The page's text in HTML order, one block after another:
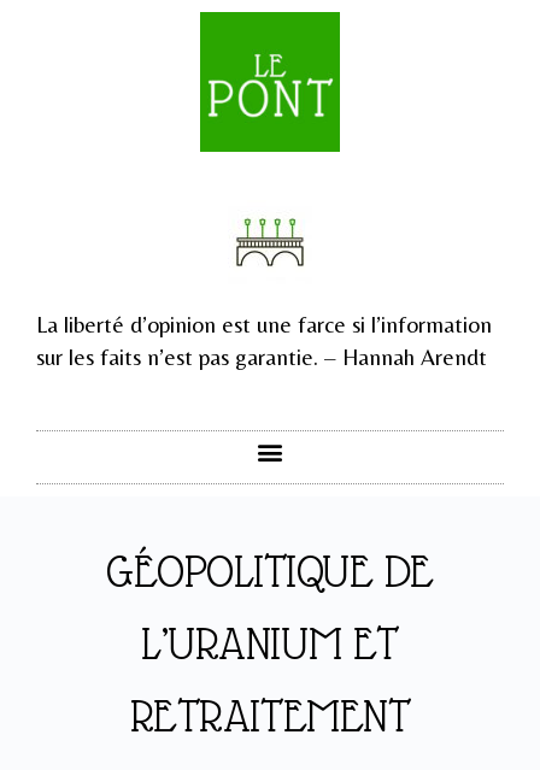
La liberté d’opinion est une farce si l’information
sur les faits n’est pas garantie. – Hannah Arendt
GÉOPOLITIQUE DE
L’URANIUM ET
RETRAITEMENT